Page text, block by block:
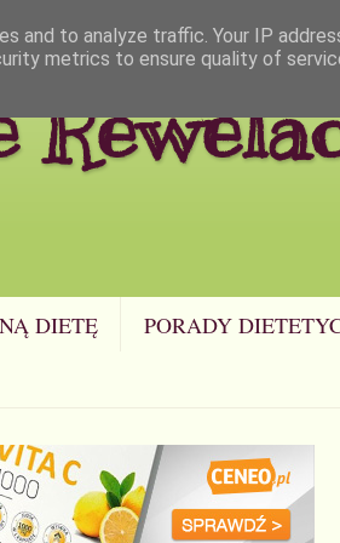
DIETĘ PORADY
and to analyze traffic. Your IP
metrics to ensure quality of